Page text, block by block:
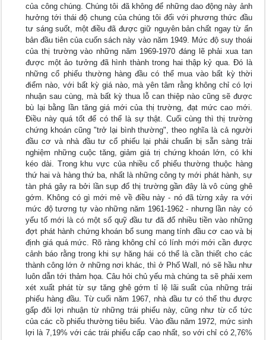
của công chúng. Chúng tôi đã không để những dao động này ảnh
hưởng tới thái độ chung của chúng tôi đối với phương thức đầu
tư sáng suốt, một điều đã được giữ nguyên bản chất ngay từ ấn
bản đầu tiên của cuốn sách này vào năm 1949. Mức độ suy thoái
của thị trường vào những năm 1969-1970 đáng lẽ phải xua tan
được một ảo tưởng đã hình thành trong hai thập kỷ qua. Đó là
những cổ phiếu thường hàng đầu có thể mua vào bất kỳ thời
điểm nào, với bất kỳ giá nào, mà yên tâm rằng không chỉ có lợi
nhuận sau cùng, mà bất kỳ thua lỗ can thiệp nào cũng sẽ được
bù lại bằng lần tăng giá mới của thị trường, đạt mức cao mới.
Điều này quá tốt để có thể là sự thật. Cuối cùng thì thị trường
chứng khoán cũng "trở lại bình thường", theo nghĩa là cả người
đầu cơ và nhà đầu tư cổ phiếu lại phải chuẩn bị sẵn sàng trải
nghiệm những cuộc tăng, giảm giá trị chứng khoán lớn, có khi
kéo dài. Trong khu vực của nhiều cổ phiếu thường thuộc hàng
thứ hai và hàng thứ ba, nhất là những công ty mới phát hành, sự
tàn phá gây ra bởi lần sụp đổ thị trường gần đây là vô cùng ghê
gớm. Không có gì mới mẻ về điều này - nó đã từng xảy ra với
mức độ tương tự vào những năm 1961-1962 - nhưng lần này có
yếu tố mới là có một số quỹ đầu tư đã đổ nhiều tiền vào những
đợt phát hành chứng khoán bổ sung mang tính đầu cơ cao và bị
định giá quá mức. Rõ ràng không chỉ có lính mới mới cần được
cảnh báo rằng trong khi sự hăng hái có thể là cần thiết cho các
thành công lớn ở những nơi khác, thì ở Phố Wall, nó sẽ hầu như
luôn dẫn tới thảm họa. Câu hỏi chủ yếu mà chúng ta sẽ phải xem
xét xuất phát từ sự tăng ghê gớm tỉ lệ lãi suất của những trái
phiếu hàng đầu. Từ cuối năm 1967, nhà đầu tư có thể thu được
gấp đôi lợi nhuận từ những trái phiếu này, cũng như từ cổ tức
của các cồ phiếu thường tiêu biểu. Vào đầu năm 1972, mức sinh
lợi là 7,19% với các trái phiếu cấp cao nhất, so với chỉ có 2,76%